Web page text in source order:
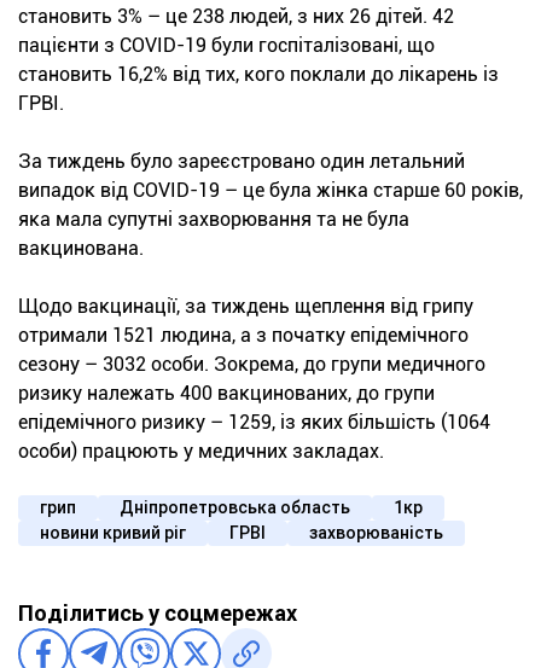
становить 3% – це 238 людей, з них 26 дітей. 42
пацієнти з COVID-19 були госпіталізовані, що
становить 16,2% від тих, кого поклали до лікарень із
ГРВІ.
За тиждень було зареєстровано один летальний
випадок від COVID-19 – це була жінка старше 60 років,
яка мала супутні захворювання та не була
вакцинована.
Щодо вакцинації, за тиждень щеплення від грипу
отримали 1521 людина, а з початку епідемічного
сезону – 3032 особи. Зокрема, до групи медичного
ризику належать 400 вакцинованих, до групи
епідемічного ризику – 1259, із яких більшість (1064
особи) працюють у медичних закладах.
грип Дніпропетровська область
1кр
новини кривий ріг
ГРВІ захворюваність
Поділитись у соцмережах